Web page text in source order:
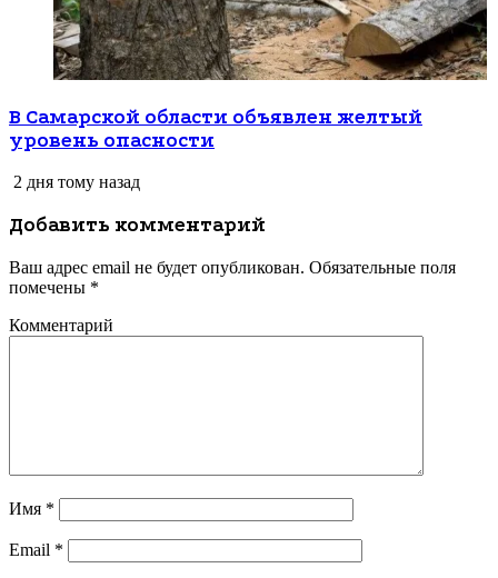
В Самарской области объявлен желтый
уровень опасности
2 дня тому назад
Добавить комментарий
Ваш адрес email не будет опубликован. Обязательные поля
помечены *
Комментарий
Имя *
Email *